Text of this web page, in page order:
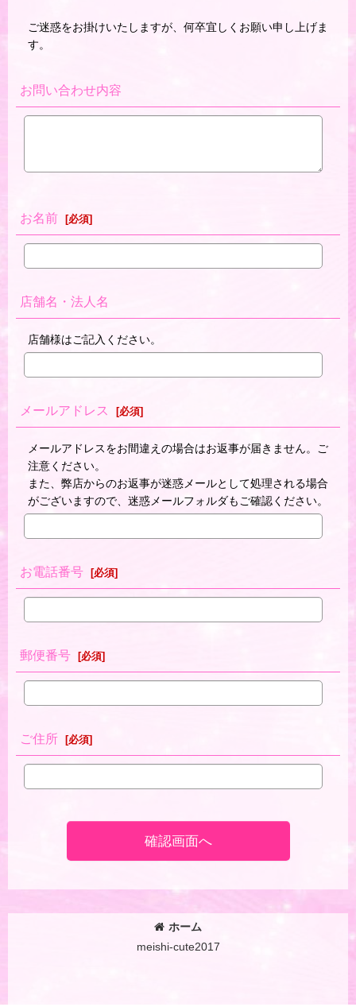
ご迷惑をお掛けいたしますが、何卒宜しくお願い申し上げま
す。
お問い合わせ内容
お名前 [必須]
店舗名・法人名
店舗様はご記入ください。
メールアドレス [必須]
メールアドレスをお間違えの場合はお返事が届きません。ご
注意ください。
また、弊店からのお返事が迷惑メールとして処理される場合
がございますので、迷惑メールフォルダもご確認ください。
お電話番号 [必須]
郵便番号 [必須]
ご住所 [必須]
確認画面へ
ホーム
meishi-cute2017